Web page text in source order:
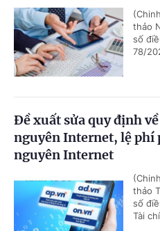
thảo
số
78/
Đề xuất sửa quy định
nguyên Internet, lệ phí
nguyên Internet
thảo
số
Tài